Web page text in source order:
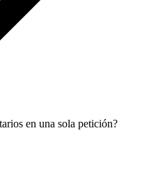
en una sola petición?